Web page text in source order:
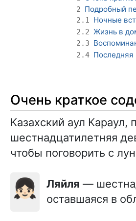
2 Подробный
2.1 Ночные
2.2 Жизнь в
2.3
2.4 Последняя
Очень краткое
Казахский аул
шестнадцатилетняя
чтобы поговорить с
👧🏻 Ляйля —
оставшаяся в